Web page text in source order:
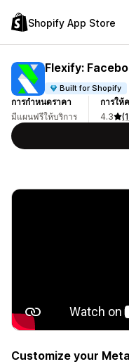
Shopify App Store
Flexify:
Built for Shopify
การกำหนดราคา
มีแผนฟรีให้บริการ
การให้
4.3
Customize your